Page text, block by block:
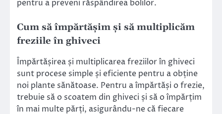
pentru a preveni răspândirea bolilor.
Cum să împărtășim și să multiplicăm
freziile în ghiveci
Împărtășirea și multiplicarea freziilor în ghiveci
sunt procese simple și eficiente pentru a obține
noi plante sănătoase. Pentru a împărtăși o frezie,
trebuie să o scoatem din ghiveci și să o împărțim
în mai multe părți, asigurându-ne că fiecare